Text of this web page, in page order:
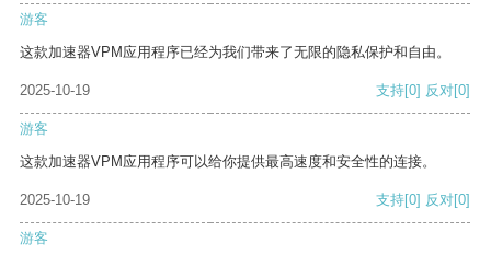
游客
这款加速器VPM应用程序已经为我们带来了无限的隐私保护和自由。
2025-10-19 支持[0] 反对[0]
游客
这款加速器VPM应用程序可以给你提供最高速度和安全性的连接。
2025-10-19 支持[0] 反对[0]
游客